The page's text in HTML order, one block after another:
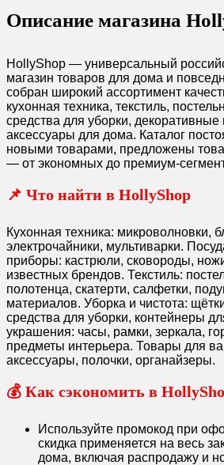
Описание магазина
HollyShop — универсальный
магазин товаров для дома и
собран широкий ассортимент
кухонная техника, текстиль,
средства для уборки,
аксессуары для дома. Каталог
новыми товарами, предложены
— от экономных до премиум-
📌 Что найти в HollyShop
Кухонная техника: микроволновки,
электрочайники, мультиварки.
приборы: кастрюли, сковороды,
известных брендов. Текстиль:
полотенца, скатерти, салфетки,
материалов. Уборка и чистота:
средства для уборки, контейнеры
украшения: часы, рамки, зеркала,
предметы интерьера. Товары для
аксессуары, полочки, органайзеры.
💰 Как сэкономить в
Используйте промокод при
скидка применяется на весь
дома, включая распродажу и